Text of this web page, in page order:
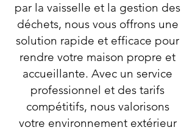
par la vaisselle et la gestion des
déchets, nous vous offrons une
solution rapide et efficace pour
rendre votre maison propre et
accueillante. Avec un service
professionnel et des tarifs
compétitifs, nous valorisons
votre environnement extérieur